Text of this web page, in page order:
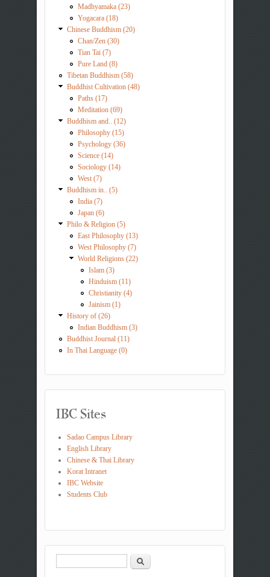
Madhyamaka (23)
Yogacara (18)
Chinese Buddhism (20)
Chan/Zen (30)
Tian Tai (7)
Pure Land (8)
Tibetan Buddhism (58)
Buddhist Cultivation (48)
Paths (17)
Meditation (69)
Buddhism and.. (12)
Philosophy (15)
Psychology (36)
Science (14)
Sociology (14)
West (7)
Buddhism in.. (5)
India (7)
Japan (6)
Philo & Religion (5)
East Philosophy (13)
West Philosophy (7)
World Religions (22)
Islam (3)
Hinduism (11)
Christianity (4)
Jainism (1)
History of (26)
Indian Buddhism (3)
Buddhist Journal (11)
In Thai Language (0)
IBC Sites
Sadao Campus Library
English Library
Chinese & Thai Library
Korat Intranet
IBC Website
Students Club
Search form
Search